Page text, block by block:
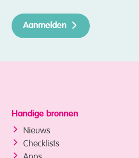
Aanmelden
Handige bronnen
Nieuws
Checklists
Apps